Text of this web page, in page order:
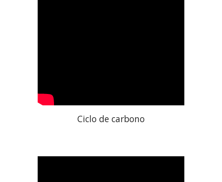
Ciclo de carbono